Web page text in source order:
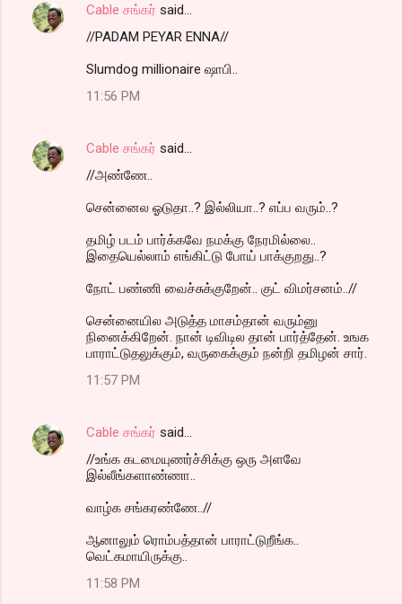
Cable சங்கர் said…
//PADAM PEYAR ENNA//
Slumdog millionaire ஷாபி..
11:56 PM
Cable சங்கர் said…
//அண்ணே..
சென்னைல ஓடுதா..? இல்லியா..? எப்ப வரும்..?
தமிழ் படம் பார்க்கவே நமக்கு நேரமில்லை..
இதையெல்லாம் எங்கிட்டு போய் பாக்குறது..?
நோட் பண்ணி வைச்சுக்குறேன்.. குட் விமர்சனம்..//
சென்னையில அடுத்த மாசம்தான் வரும்னு
நினைக்கிறேன். நான் டிவிடில தான் பார்த்தேன். உஙக
பாராட்டுதலுக்கும், வருகைக்கும் நன்றி தமிழன் சார்.
11:57 PM
Cable சங்கர் said…
//உங்க கடமையுணர்ச்சிக்கு ஒரு அளவே
இல்லீங்களாண்ணா..
வாழ்க சங்கரண்ணே..//
ஆனாலும் ரொம்பத்தான் பாராட்டுறீங்க..
வெட்கமாயிருக்கு..
11:58 PM